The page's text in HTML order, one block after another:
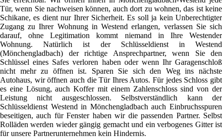
Tür, wenn Sie nachweisen können, auch dort zu wohnen, das ist keine
Schikane, es dient nur Ihrer Sicherheit. Es soll ja kein Unberechtigter
Zugang zu Ihrer Wohnung in Westend erlangen, verlassen Sie sich
darauf, ohne Legitimation kommt niemand in Ihre Westender
Wohnung. Natürlich ist der Schlüsseldienst in Westend
(Mönchengladbach) der richtige Ansprechpartner, wenn Sie den
Schlüssel eines Safes verloren haben oder wenn Ihr Garagenschloß
nicht mehr zu öffnen ist. Sparen Sie sich den Weg ins nächste
Autohaus, wir öffnen auch die Tür Ihres Autos. Für jedes Schloss gibt
es eine Lösung, auch Koffer mit einem Zahlenschloss sind von der
Leistung nicht ausgeschlossen. Selbstverständlich kann der
Schlüsseldienst Westend in Mönchengladbach auch Einbruchsspuren
beseitigen, auch für Fenster haben wir die passenden Partner. Selbst
Rolläden werden wieder gängig gemacht und ein verbogenes Gitter ist
für unsere Partnerunternehmen kein Hindernis.